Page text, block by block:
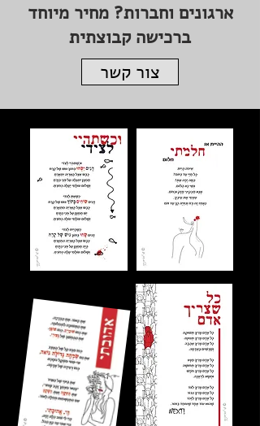
ארגונים וחברות? מחיר מיוחד
ברכישה קבוצתית
צור קשר